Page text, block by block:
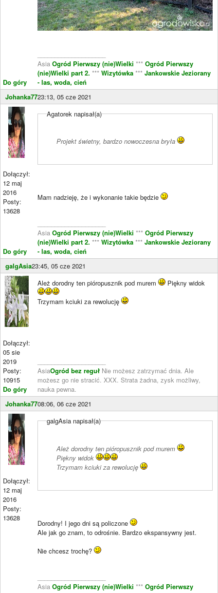
Do góry
Asia Ogród Pierwszy (nie)Wielki *** Ogród Pierwszy
(nie)Wielki part 2. *** Wizytówka *** Jankowskie Jeziorany
- las, woda, cień
Johanka7723:13, 05 cze 2021
Dołączył:
12 maj
2016
Posty:
13628
Do góry
Agatorek napisał(a)
Projekt świetny, bardzo nowoczesna bryła
Mam nadzieję, że i wykonanie takie będzie
Asia Ogród Pierwszy (nie)Wielki *** Ogród Pierwszy
(nie)Wielki part 2. *** Wizytówka *** Jankowskie Jeziorany
- las, woda, cień
galgAsia23:45, 05 cze 2021
Dołączył:
05 sie
2019
Posty:
10915
Do góry
Ależ dorodny ten pióropusznik pod murem
Piękny widok
Trzymam kciuki za rewolucję
AsiaOgród bez reguł Nie możesz zatrzymać dnia. Ale
możesz go nie stracić. XXX. Strata żadna, zysk możliwy,
nauka pewna.
Johanka7708:06, 06 cze 2021
Dołączył:
12 maj
2016
Posty:
13628
galgAsia napisał(a)
Ależ dorodny ten pióropusznik pod murem
Piękny widok
Trzymam kciuki za rewolucję
Dorodny! I jego dni są policzone
Ale jak go znam, to odrośnie. Bardzo ekspansywny jest.
Nie chcesz trochę?
Asia Ogród Pierwszy (nie)Wielki *** Ogród Pierwszy